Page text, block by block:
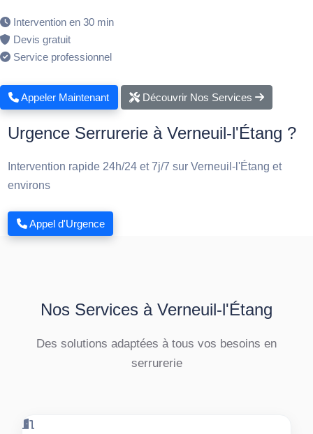
Intervention en 30 min
Devis gratuit
Service professionnel
Appeler Maintenant Découvrir Nos Services
Urgence Serrurerie à Verneuil-l'Étang ?
Intervention rapide 24h/24 et 7j/7 sur Verneuil-l'Étang et
environs
Appel d'Urgence
Nos Services à Verneuil-l'Étang
Des solutions adaptées à tous vos besoins en
serrurerie